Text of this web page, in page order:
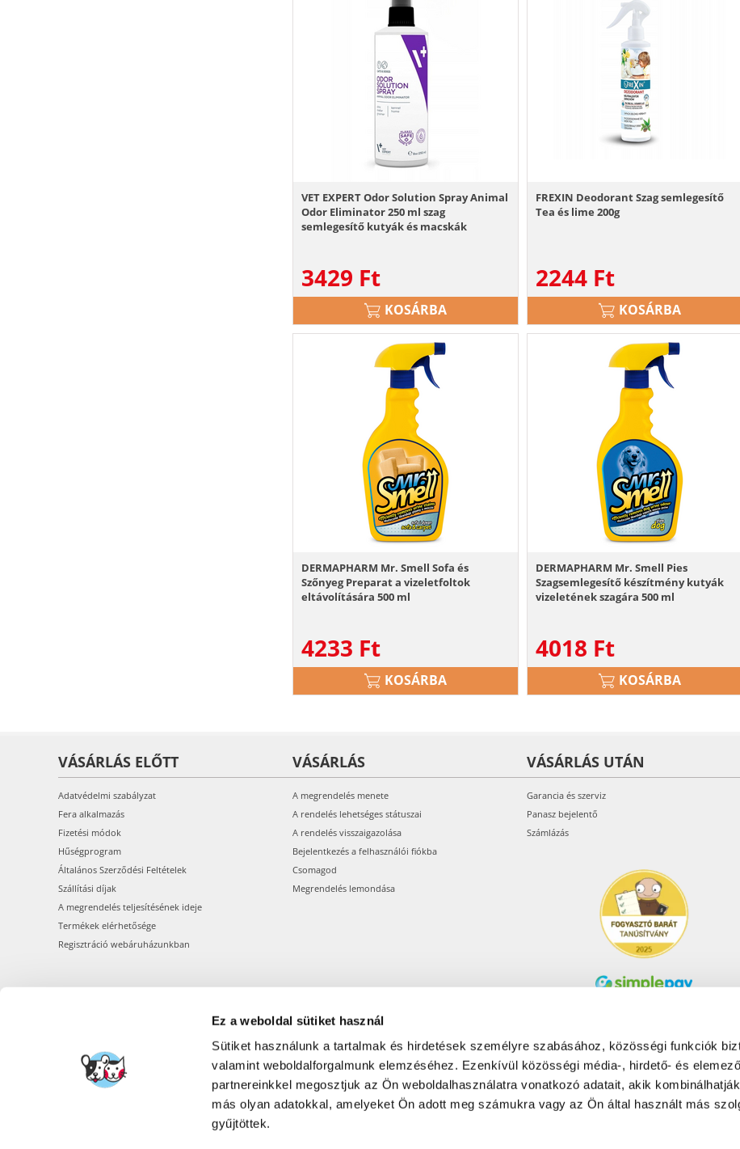
Ez a weboldal sütiket használ
Sütiket használunk a tartalmak és hirdetések személyre szabásához, közösségi funkciók
valamint weboldalforgalmunk elemzéséhez. Ezenkívül közösségi média-, hirdető- és elemező
partnereinkkel megosztjuk az Ön weboldalhasználatra vonatkozó adatait, akik
más olyan adatokkal, amelyeket Ön adott meg számukra vagy az Ön által használt más
gyűjtöttek.
VET EXPERT Odor Solution Spray Animal
Odor Eliminator 250 ml szag
semlegesítő kutyák és macskák
3429 Ft
KOSÁRBA
FREXIN Deodorant Szag semlegesítő
Tea és lime 200g
2244 Ft
KOSÁRBA
DERMAPHARM Mr. Smell Sofa és
Szőnyeg Preparat a vizeletfoltok
eltávolítására 500 ml
4233 Ft
KOSÁRBA
DERMAPHARM Mr. Smell Pies
Szagsemlegesítő készítmény kutyák
vizeletének szagára 500 ml
4018 Ft
KOSÁRBA
VÁSÁRLÁS ELŐTT
Adatvédelmi szabályzat
Fera alkalmazás
Fizetési módok
Hűségprogram
Általános Szerződési Feltételek
Szállítási díjak
A megrendelés teljesítésének ideje
Termékek elérhetősége
Regisztráció webáruházunkban
VÁSÁRLÁS
A megrendelés menete
A rendelés lehetséges státuszai
A rendelés visszaigazolása
Bejelentkezés a felhasználói fiókba
Csomagod
Megrendelés lemondása
VÁSÁRLÁS UTÁN
Garancia és szerviz
Panasz bejelentő
Számlázás
Olcsóbbat.hu – Spórolni
tudni kell